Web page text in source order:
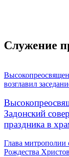
Служение
возглавил
Задонский
праздника в
Глава митрополии
Рождества